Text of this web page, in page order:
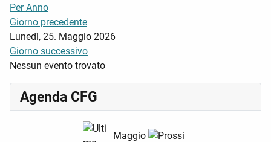
Per Anno
Giorno precedente
Lunedì, 25. Maggio 2026
Giorno successivo
Nessun evento trovato
Agenda CFG
Maggio